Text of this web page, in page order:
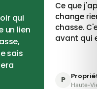
qui
un lien
sais
Ce que
change
chasse.
avant qui
P
Haute-